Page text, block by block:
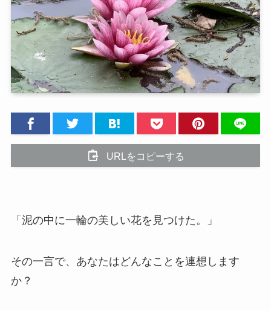
URLをコピーする
「泥の中に一輪の美しい花を見つけた。」
その一言で、あなたはどんなことを連想します
か？